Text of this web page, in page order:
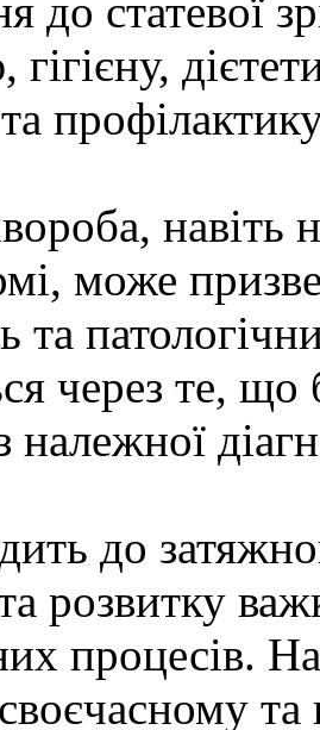
до статевої
гігієну,
навіть
може
та
через те,
належної
до
розвитку
процесів.